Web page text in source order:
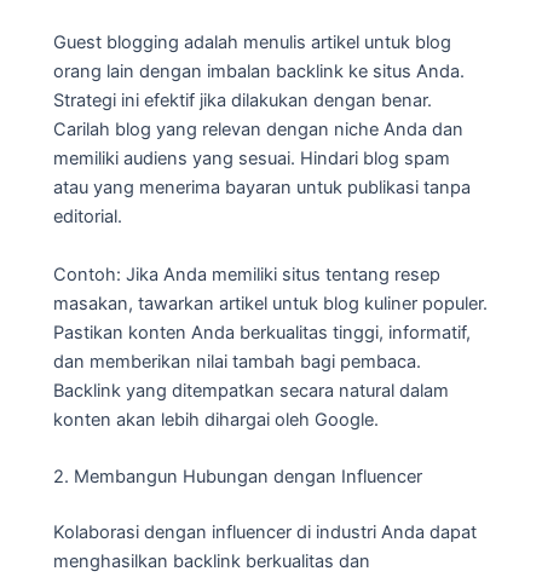
Guest blogging adalah menulis artikel untuk blog
orang lain dengan imbalan backlink ke situs Anda.
Strategi ini efektif jika dilakukan dengan benar.
Carilah blog yang relevan dengan niche Anda dan
memiliki audiens yang sesuai. Hindari blog spam
atau yang menerima bayaran untuk publikasi tanpa
editorial.
Contoh: Jika Anda memiliki situs tentang resep
masakan, tawarkan artikel untuk blog kuliner populer.
Pastikan konten Anda berkualitas tinggi, informatif,
dan memberikan nilai tambah bagi pembaca.
Backlink yang ditempatkan secara natural dalam
konten akan lebih dihargai oleh Google.
2. Membangun Hubungan dengan Influencer
Kolaborasi dengan influencer di industri Anda dapat
menghasilkan backlink berkualitas dan